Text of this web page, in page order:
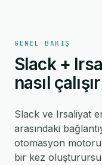
GENEL BAKIŞ
Slack +
nasıl çalışır
Slack ve Irsaliyat
arasındaki
otomasyon motoru
bir kez